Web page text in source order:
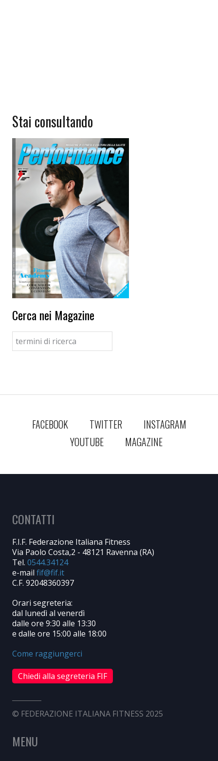
Stai consultando
Cerca nei Magazine
FACEBOOK TWITTER
INSTAGRAM
YOUTUBE
MAGAZINE
CONTATTI
F.I.F. Federazione Italiana Fitness
Via Paolo Costa,2 - 48121 Ravenna (RA)
Tel. 0544.34124
e-mail
C.F. 92048360397
Orari segreteria:
dal lunedì al venerdì
dalle ore 9:30 alle 13:30
e dalle ore 15:00 alle 18:00
Come raggiungerci
Chiedi alla segreteria FIF
© FEDERAZIONE ITALIANA FITNESS 2025
MENU